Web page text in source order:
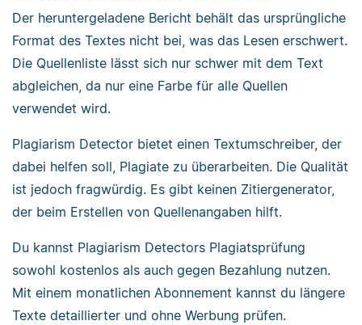
Der heruntergeladene Bericht behält das ursprüngliche
Format des Textes nicht bei, was das Lesen erschwert.
Die Quellenliste lässt sich nur schwer mit dem Text
abgleichen, da nur eine Farbe für alle Quellen
verwendet wird.
Plagiarism Detector bietet einen Textumschreiber, der
dabei helfen soll, Plagiate zu überarbeiten. Die Qualität
ist jedoch fragwürdig. Es gibt keinen Zitiergenerator,
der beim Erstellen von Quellenangaben hilft.
Du kannst Plagiarism Detectors Plagiatsprüfung
sowohl kostenlos als auch gegen Bezahlung nutzen.
Mit einem monatlichen Abonnement kannst du längere
Texte detaillierter und ohne Werbung prüfen.